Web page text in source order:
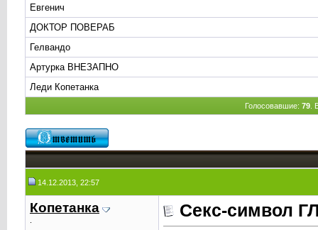
Евгенич
ДОКТОР ПОВЕРАБ
Гелвандо
Артурка ВНЕЗАПНО
Леди Копетанка
Голосовавшие:79 .
14.12.2013, 22:57
Копетанка Секс-символ